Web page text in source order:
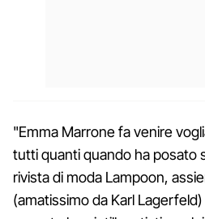
"Emma Marrone fa venire
tutti quanti quando ha posato
rivista di moda Lampoon,
(amatissimo da Karl